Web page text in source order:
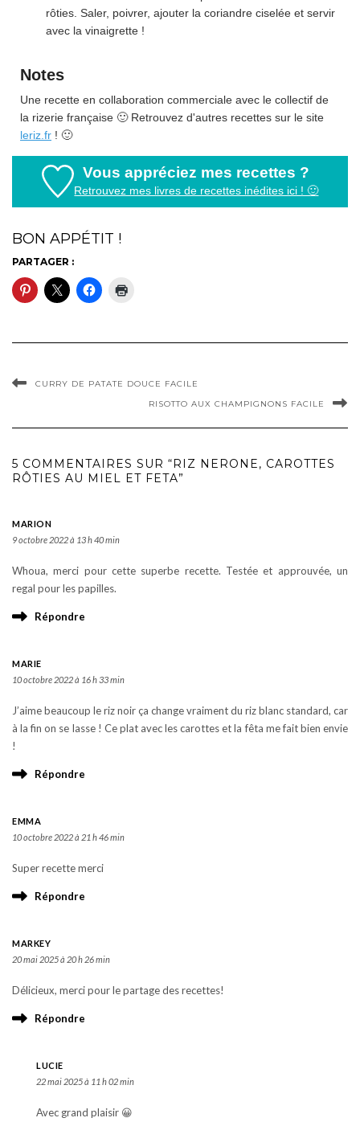
rôties. Saler, poivrer, ajouter la coriandre ciselée et servir
avec la vinaigrette !
Notes
Une recette en collaboration commerciale avec le collectif de
la rizerie française 🙂 Retrouvez d'autres recettes sur le site
leriz.fr ! 🙂
Vous appréciez mes recettes ?
Retrouvez mes livres de recettes inédites ici ! 🙂
BON APPÉTIT !
PARTAGER :
CURRY DE PATATE DOUCE FACILE
RISOTTO AUX CHAMPIGNONS FACILE
5 COMMENTAIRES SUR “RIZ NERONE, CAROTTES
RÔTIES AU MIEL ET FETA”
MARION
9 octobre 2022 à 13 h 40 min
Whoua, merci pour cette superbe recette. Testée et approuvée, un
regal pour les papilles.
Répondre
MARIE
10 octobre 2022 à 16 h 33 min
J’aime beaucoup le riz noir ça change vraiment du riz blanc standard, car
à la fin on se lasse ! Ce plat avec les carottes et la fêta me fait bien envie
!
Répondre
EMMA
10 octobre 2022 à 21 h 46 min
Super recette merci
Répondre
MARKEY
20 mai 2025 à 20 h 26 min
Délicieux, merci pour le partage des recettes!
Répondre
LUCIE
22 mai 2025 à 11 h 02 min
Avec grand plaisir 😀